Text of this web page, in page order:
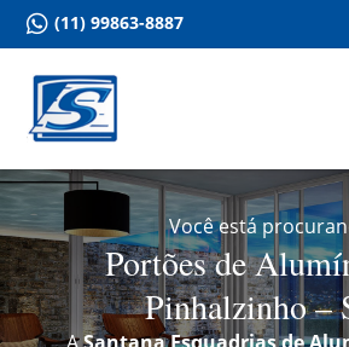
 (11) 99863-8887
Você está
Portões de
Pinhalzinho –